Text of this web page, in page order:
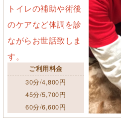
トイレの補助や術後
のケアなど体調を診
ながらお世話致しま
す。
ご利用料金
30分/4,800円
45分/5,700円
60分/6,600円